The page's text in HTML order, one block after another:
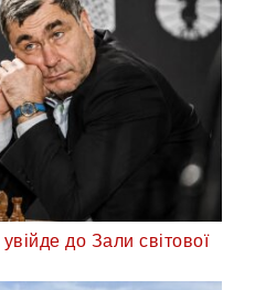
до Зали світової